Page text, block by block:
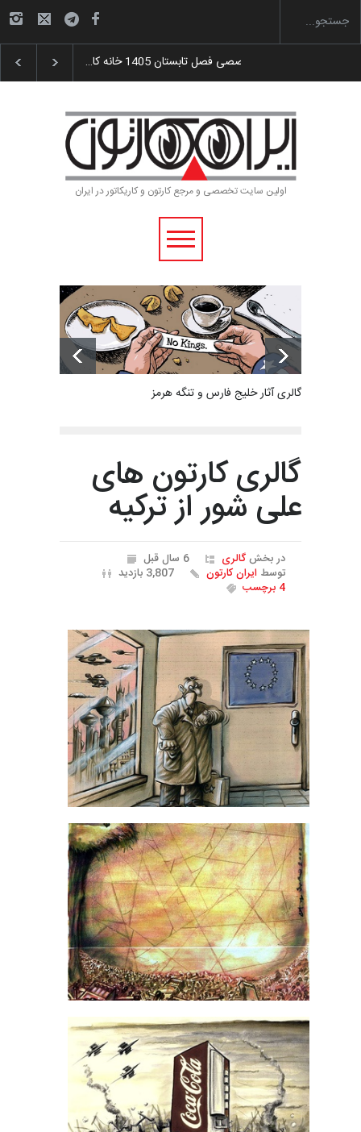
گزارش تصویری آیین اختتامیه و اهدای جوایز سوم…
اولین سایت تخصصی و مرجع کارتون و کاریکاتور در ایران
گالری آثار خلیج فارس و تنگه هرمز
گالری کارتون های
علی شور از ترکیه
در بخشگالری
6 سال قبل
توسط ایران کارتون
3,807 بازدید
4 برچسب